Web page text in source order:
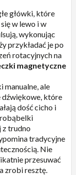
główki, które
w lewo i w
wykonując
przykładać je po
rotacyjnych na
magnetyczne
manualne, ale
dźwiękowe, które
dość cicho i
z trudno
tradycyjne
Nie
przesuwać
zrobi resztę.